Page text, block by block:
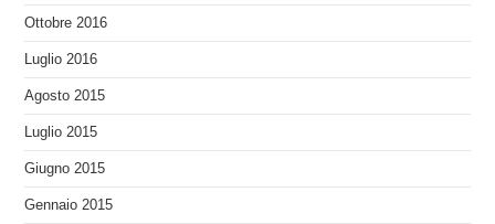
Ottobre 2016
Luglio 2016
Agosto 2015
Luglio 2015
Giugno 2015
Gennaio 2015